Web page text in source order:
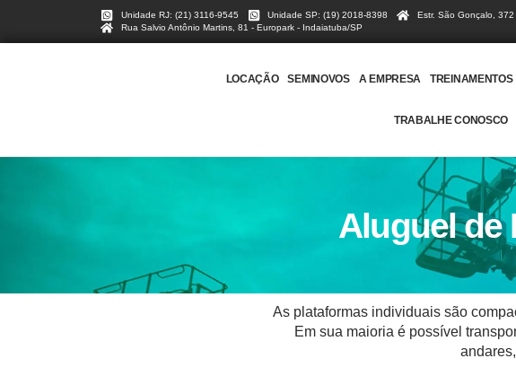
Unidade RJ: (21) 3116-9545 Unidade SP: (19) 2018-8398
Estr. São Gonçalo,
Rua Salvio Antônio Martins, 81 - Europark - Indaiatuba/SP
LOCAÇÃO SEMINOVOS A EMPRESA TREINAMENTOS
TRABALHE CONOSCO
Aluguel de
As plataformas individuais são
Em sua maioria é possível